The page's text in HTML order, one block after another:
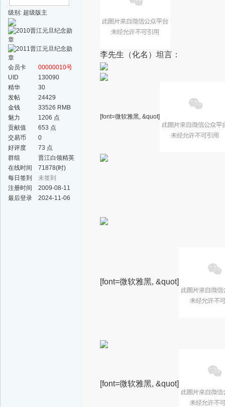
级别: 超级版主
会员卡
00000010号
UID
130090
精华
30
发帖
24429
金钱
33526 RMB
魅力
1206 点
贡献值
653 点
交易币
0
好评度
73 点
群组
晋江白领精英
群
在线时间
71878(时)
每日签到
未签到
注册时间
2009-08-11
最后登录
2024-11-06
李先生（化名）坦言：
[font=微软雅黑, &quot]
[font=微软雅黑, &quot]
[font=微软雅黑, &quot]